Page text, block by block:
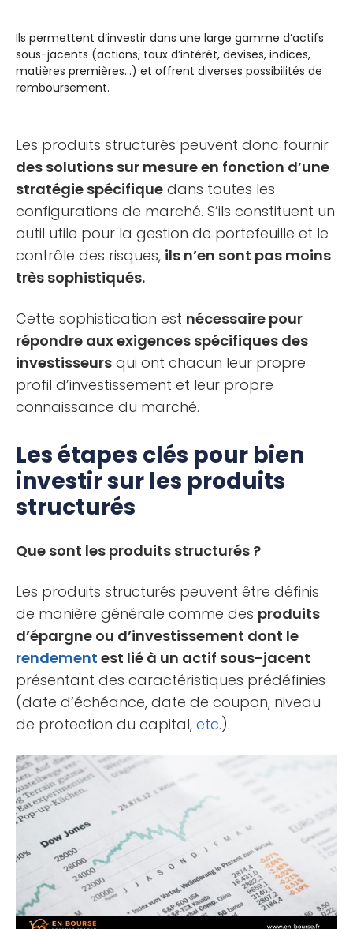
Ils permettent d’investir dans une large gamme d’actifs
sous-jacents (actions, taux d’intérêt, devises, indices,
matières premières…) et offrent diverses possibilités de
remboursement.
Les produits structurés peuvent donc fournir
des solutions sur mesure en fonction d’une
stratégie spécifique dans toutes les
configurations de marché. S’ils constituent un
outil utile pour la gestion de portefeuille et le
contrôle des risques, ils n’en sont pas moins
très sophistiqués.
Cette sophistication est nécessaire pour
répondre aux exigences spécifiques des
investisseurs qui ont chacun leur propre
profil d’investissement et leur propre
connaissance du marché.
Les étapes clés pour bien
investir sur les produits
structurés
Que sont les produits structurés ?
Les produits structurés peuvent être définis
de manière générale comme des produits
d’épargne ou d’investissement dont le
rendement est lié à un actif sous-jacent
présentant des caractéristiques prédéfinies
(date d’échéance, date de coupon, niveau
de protection du capital, etc.).